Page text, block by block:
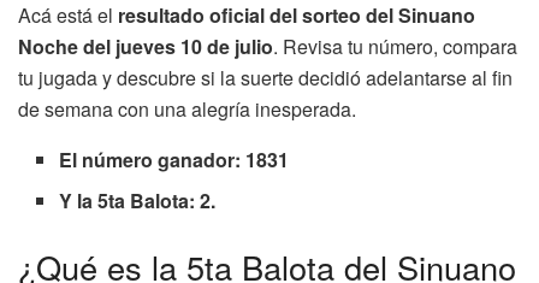
Acá está el resultado oficial del sorteo del Sinuano
Noche del jueves 10 de julio. Revisa tu número, compara
tu jugada y descubre si la suerte decidió adelantarse al fin
de semana con una alegría inesperada.
El número ganador: 1831
Y la 5ta Balota: 2.
¿Qué es la 5ta Balota del Sinuano